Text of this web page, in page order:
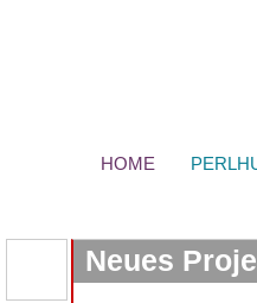
HOME
Neues